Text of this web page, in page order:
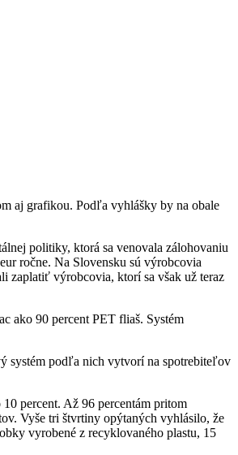
aj grafikou. Podľa vyhlášky by na obale
politiky, ktorá sa venovala zálohovaniu
ročne. Na Slovensku sú výrobcovia
zaplatiť výrobcovia, ktorí sa však už teraz
ako 90 percent PET fliaš. Systém
systém podľa nich vytvorí na spotrebiteľov
percent. Až 96 percentám pritom
Vyše tri štvrtiny opýtaných vyhlásilo, že
vyrobené z recyklovaného plastu, 15